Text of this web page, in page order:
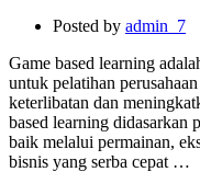
Posted by admin_7
Game based learning
untuk pelatihan
keterlibatan dan
based learning didasarkan
baik melalui permainan,
bisnis yang serba cepat …